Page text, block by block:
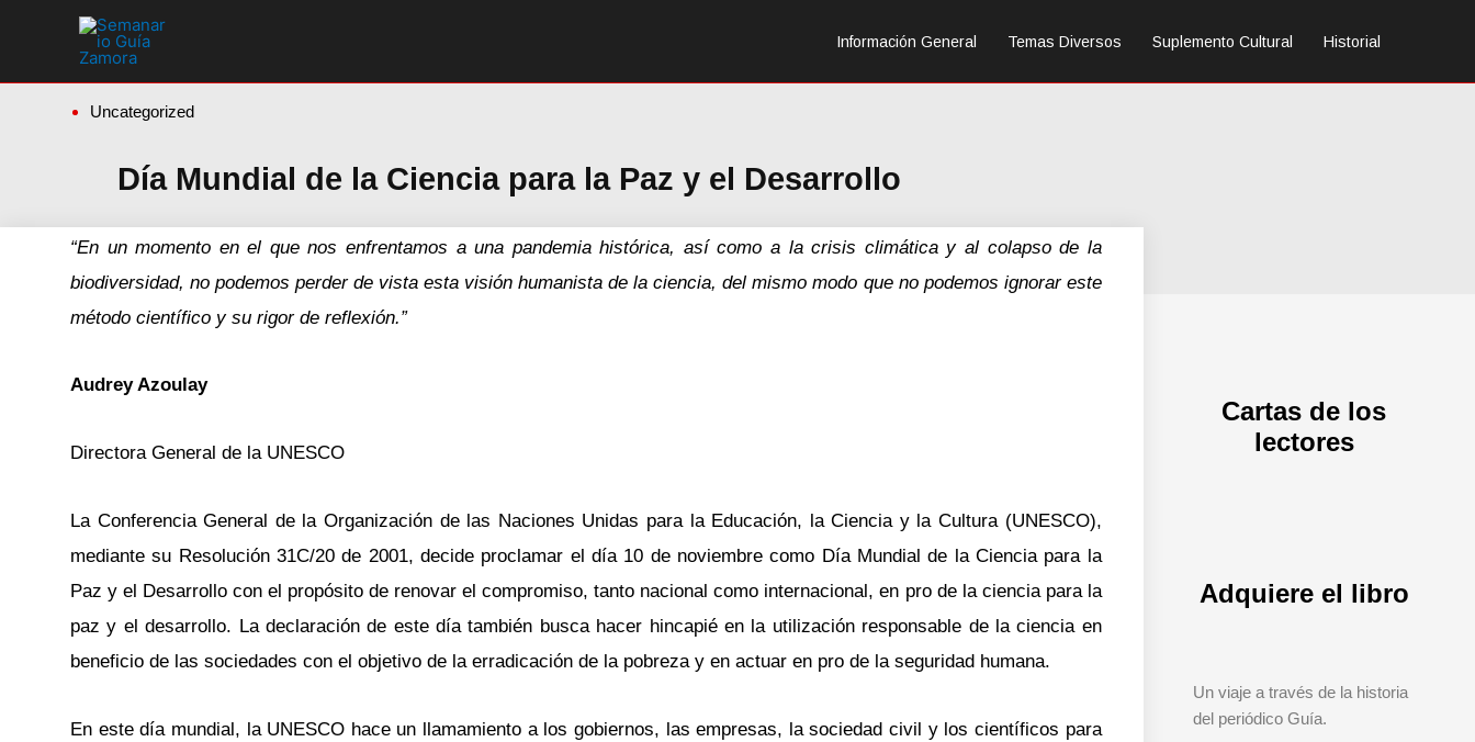
Información General Temas Diversos Suplemento Cultural Historial
Uncategorized
Día Mundial de la Ciencia para la Paz y el Desarrollo
“En un momento en el que nos enfrentamos a una pandemia histórica, así como a la crisis climática y al colapso de la
biodiversidad, no podemos perder de vista esta visión humanista de la ciencia, del mismo modo que no podemos ignorar este
método científico y su rigor de reflexión.”
Audrey Azoulay
Directora General de la UNESCO
La Conferencia General de la Organización de las Naciones Unidas para la Educación, la Ciencia y la Cultura (UNESCO),
mediante su Resolución 31C/20 de 2001, decide proclamar el día 10 de noviembre como Día Mundial de la Ciencia para la
Paz y el Desarrollo con el propósito de renovar el compromiso, tanto nacional como internacional, en pro de la ciencia para la
paz y el desarrollo. La declaración de este día también busca hacer hincapié en la utilización responsable de la ciencia en
beneficio de las sociedades con el objetivo de la erradicación de la pobreza y en actuar en pro de la seguridad humana.
En este día mundial, la UNESCO hace un llamamiento a los gobiernos, las empresas, la sociedad civil y los científicos para
Cartas de los
lectores
Adquiere el libro
Un viaje a través de la historia
del periódico Guía.